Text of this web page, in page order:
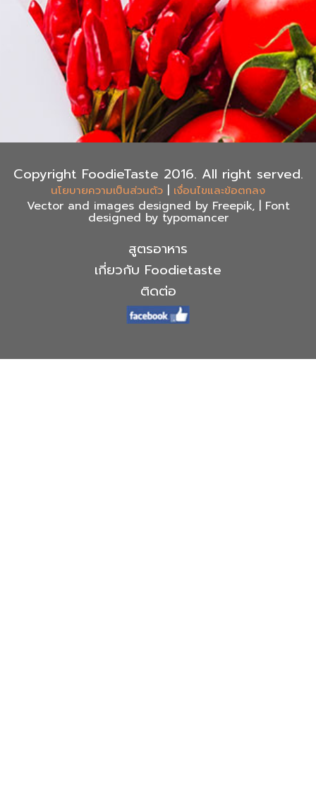
Copyright FoodieTaste 2016. All right served.
นโยบายความเป็นส่วนตัว | เงื่อนไขและข้อตกลง
Vector and images designed by Freepik, | Font
designed by typomancer
สูตรอาหาร
เกี่ยวกับ Foodietaste
ติดต่อ